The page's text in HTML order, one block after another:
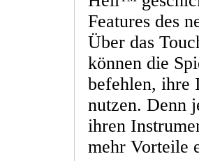
Features des
Über das
können die
befehlen, ihre
nutzen. Denn
ihren
mehr Vorteile